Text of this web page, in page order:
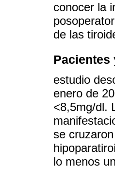
conocer la
de las
Pacientes
estudio
enero de
<8,5mg/dl.
se
lo menos